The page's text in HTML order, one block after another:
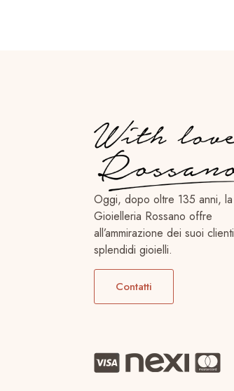
Oggi, dopo oltre 135 anni, la
Gioielleria Rossano offre
all’ammirazione dei suoi clienti
splendidi gioielli.
Contatti